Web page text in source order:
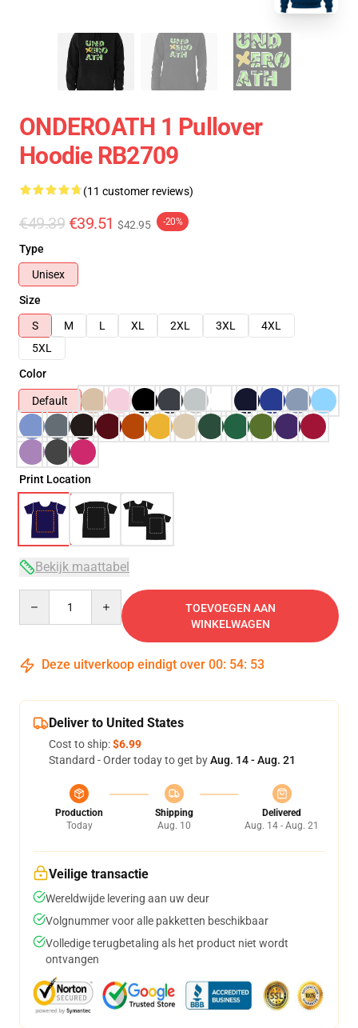
ONDEROATH 1 Pullover
Hoodie RB2709
(11 customer reviews)
€49.39 €39.51 $42.95 -20%
Type
Unisex
Size
S
M L XL 2XL 3XL
4XL
5XL
Color
Default
Print Location
Bekijk maattabel
TOEVOEGEN AAN
WINKELWAGEN
Deze uitverkoop eindigt over 00: 54: 52
Deliver to United States
Cost to ship:$6.99
Standard - Order today to get byAug. 14 - Aug. 21
Production
Today
Shipping
Aug. 10
Delivered
Aug. 14 - Aug. 21
Veilige transactie
Wereldwijde levering aan uw deur
Volgnummer voor alle pakketten beschikbaar
Volledige terugbetaling als het product niet wordt
ontvangen